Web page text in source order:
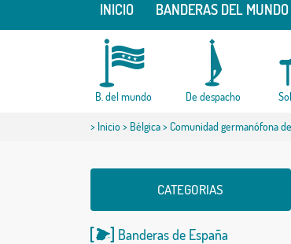
INICIO BANDERAS DEL MUNDO
B. del mundo De despacho
> Inicio> Bélgica> Comunidad germanófona
CATEGORIAS
Banderas de España